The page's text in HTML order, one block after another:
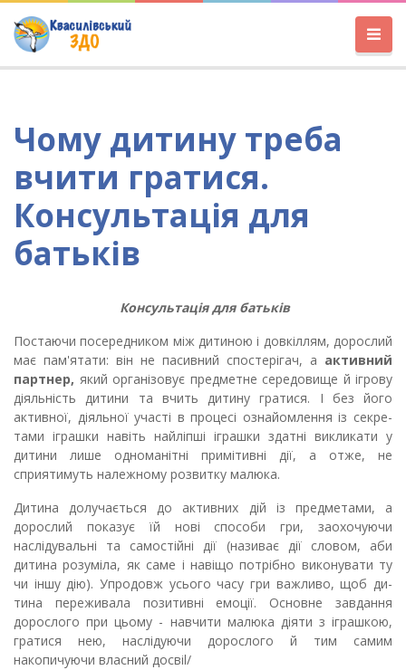
Чому дитину треба
вчити гратися.
Консультація для
батьків
Консультація для батьків
Постаючи посередником між дитиною і довкіллям, дорослий
має пам'ятати: він не пасивний спостерігач, а активний
партнер, який організовує предметне середовище й ігрову
діяльність дитини та вчить дитину гратися. І без його
активної, діяльної участі в процесі ознайомлення із секре­
тами іграшки навіть найліпші іграшки здатні викликати у
дитини лише одноманітні примітивні дії, а отже, не
сприятимуть належному розвитку малюка.
Дитина долучається до активних дій із предметами, а
дорослий показує їй нові способи гри, заохочуючи
наслідувальні та самостійні дії (нази­ває дії словом, аби
дитина розуміла, як саме і навіщо потрібно вико­нувати ту
чи іншу дію). Упродовж усього часу гри важливо, щоб ди­
тина переживала позитивні емоції. Основне завдання
дорослого при цьому - навчити малюка діяти з іграшкою,
гратися нею, наслідуючи дорослого й тим самим
накопичуючи власний досвіl/